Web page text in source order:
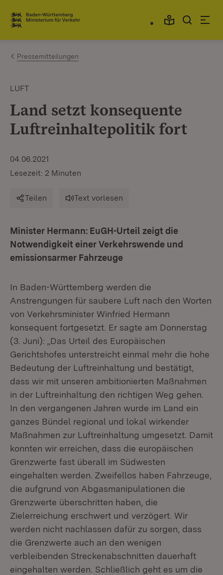
Zum Inhalt springen
Link zur Startseite
Pressemitteilungen
LUFT
Land setzt konsequente
Luftreinhaltepolitik fort
04.06.2021
Lesezeit: 2 Minuten
Teilen Text vorlesen
Minister Hermann: EuGH-Urteil zeigt die
Notwendigkeit einer Verkehrswende und
emissionsarmer Fahrzeuge
In Baden-Württemberg werden die
Anstrengungen für saubere Luft nach den Worten
von Verkehrsminister Winfried Hermann
konsequent fortgesetzt. Er sagte am Donnerstag
(3. Juni): „Das Urteil des Europäischen
Gerichtshofes unterstreicht einmal mehr die hohe
Bedeutung der Luftreinhaltung und bestätigt,
dass wir mit unseren ambitionierten Maßnahmen
in der Luftreinhaltung den richtigen Weg gehen.
In den vergangenen Jahren wurde im Land ein
ganzes Bündel regional und lokal wirkender
Maßnahmen zur Luftreinhaltung umgesetzt. Damit
konnten wir erreichen, dass die europäischen
Grenzwerte fast überall im Südwesten
eingehalten werden. Zweifellos haben Fahrzeuge,
die aufgrund von Abgasmanipulationen die
Grenzwerte überschritten haben, die
Zielerreichung erschwert und verzögert. Wir
werden nicht nachlassen dafür zu sorgen, dass
die Grenzwerte auch an den wenigen
verbleibenden Streckenabschnitten dauerhaft
eingehalten werden. Schließlich geht es um die